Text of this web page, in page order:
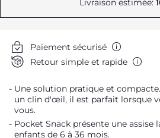
Livraison estimée:
Paiement sécurisé
Retour simple et rapide
Une solution pratique et
un clin d'œil, il est parfait lorsque
vous.
Pocket Snack présente une assise
enfants de 6 à 36 mois.